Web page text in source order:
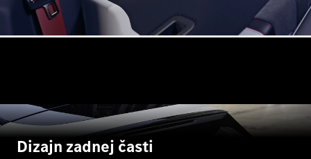
Vozidlá k
Dizajn zadnej časti